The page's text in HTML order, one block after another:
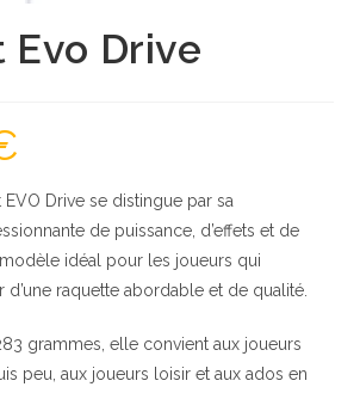
Evo Drive
EVO Drive se distingue par sa
de puissance, d’effets et de
idéal pour les joueurs qui
d’une raquette abordable et de qualité.
grammes, elle convient aux joueurs
peu, aux joueurs loisir et aux ados en